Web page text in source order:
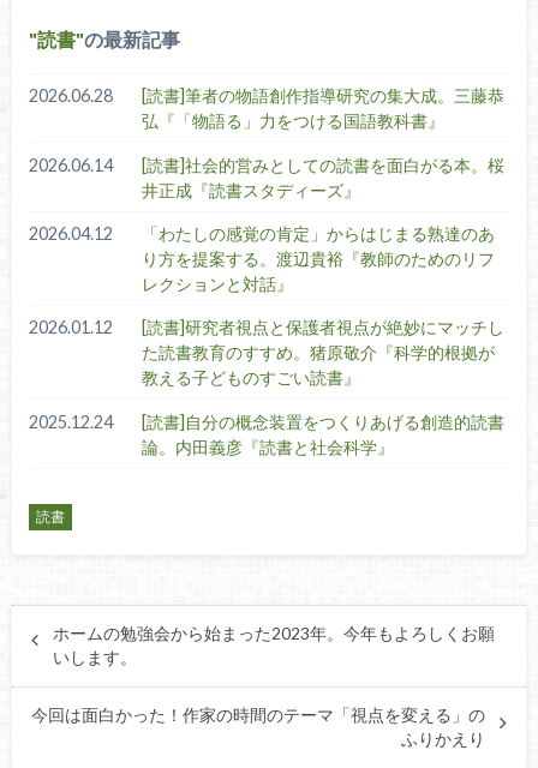
読書 の最新記事
2026.06.28
[読書]筆者の物語創作指導研究の集大成。三藤恭
弘『「物語る」力をつける国語教科書』
2026.06.14
[読書]社会的営みとしての読書を面白がる本。桜
井正成『読書スタディーズ』
2026.04.12
「わたしの感覚の肯定」からはじまる熟達のあ
り方を提案する。渡辺貴裕『教師のためのリフ
レクションと対話』
2026.01.12
[読書]研究者視点と保護者視点が絶妙にマッチし
た読書教育のすすめ。猪原敬介『科学的根拠が
教える子どものすごい読書』
2025.12.24
[読書]自分の概念装置をつくりあげる創造的読書
論。内田義彦『読書と社会科学』
読書
ホームの勉強会から始まった2023年。今年もよろしくお願
いします。
今回は面白かった！作家の時間のテーマ「視点を変える」の
ふりかえり